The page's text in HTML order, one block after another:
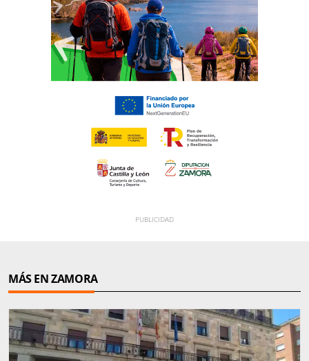
MÁS EN ZAMORA